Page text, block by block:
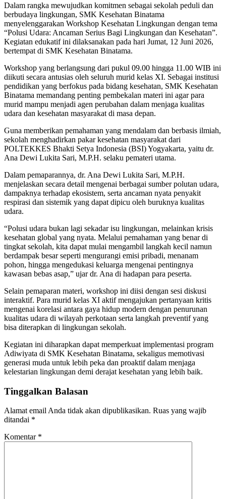
Dalam rangka mewujudkan komitmen sebagai sekolah peduli dan
berbudaya lingkungan, SMK Kesehatan Binatama
menyelenggarakan Workshop Kesehatan Lingkungan dengan tema
“Polusi Udara: Ancaman Serius Bagi Lingkungan dan Kesehatan”.
Kegiatan edukatif ini dilaksanakan pada hari Jumat, 12 Juni 2026,
bertempat di SMK Kesehatan Binatama.
Workshop yang berlangsung dari pukul 09.00 hingga 11.00 WIB ini
diikuti secara antusias oleh seluruh murid kelas XI. Sebagai institusi
pendidikan yang berfokus pada bidang kesehatan, SMK Kesehatan
Binatama memandang penting pembekalan materi ini agar para
murid mampu menjadi agen perubahan dalam menjaga kualitas
udara dan kesehatan masyarakat di masa depan.
Guna memberikan pemahaman yang mendalam dan berbasis ilmiah,
sekolah menghadirkan pakar kesehatan masyarakat dari
POLTEKKES Bhakti Setya Indonesia (BSI) Yogyakarta, yaitu dr.
Ana Dewi Lukita Sari, M.P.H. selaku pemateri utama.
Dalam pemaparannya, dr. Ana Dewi Lukita Sari, M.P.H.
menjelaskan secara detail mengenai berbagai sumber polutan udara,
dampaknya terhadap ekosistem, serta ancaman nyata penyakit
respirasi dan sistemik yang dapat dipicu oleh buruknya kualitas
udara.
“Polusi udara bukan lagi sekadar isu lingkungan, melainkan krisis
kesehatan global yang nyata. Melalui pemahaman yang benar di
tingkat sekolah, kita dapat mulai mengambil langkah kecil namun
berdampak besar seperti mengurangi emisi pribadi, menanam
pohon, hingga mengedukasi keluarga mengenai pentingnya
kawasan bebas asap,” ujar dr. Ana di hadapan para peserta.
Selain pemaparan materi, workshop ini diisi dengan sesi diskusi
interaktif. Para murid kelas XI aktif mengajukan pertanyaan kritis
mengenai korelasi antara gaya hidup modern dengan penurunan
kualitas udara di wilayah perkotaan serta langkah preventif yang
bisa diterapkan di lingkungan sekolah.
Kegiatan ini diharapkan dapat memperkuat implementasi program
Adiwiyata di SMK Kesehatan Binatama, sekaligus memotivasi
generasi muda untuk lebih peka dan proaktif dalam menjaga
kelestarian lingkungan demi derajat kesehatan yang lebih baik.
Tinggalkan Balasan
Alamat email Anda tidak akan dipublikasikan. Ruas yang wajib
ditandai *
Komentar *